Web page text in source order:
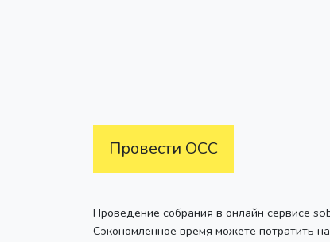
Провести ОСС
Проведение собрания в онлайн сервисе
Сэкономленное время можете потратить